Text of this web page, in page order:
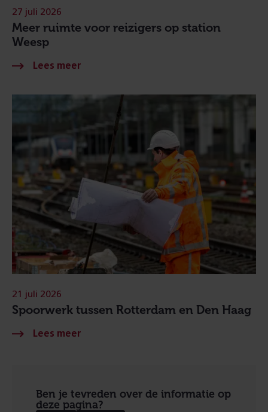
Meer ruimte voor reizigers op station
Weesp
27 juli 2026
Spoorwerk tussen Rotterdam en Den Haag
21 juli 2026
Ben je tevreden over de informatie op
deze pagina?